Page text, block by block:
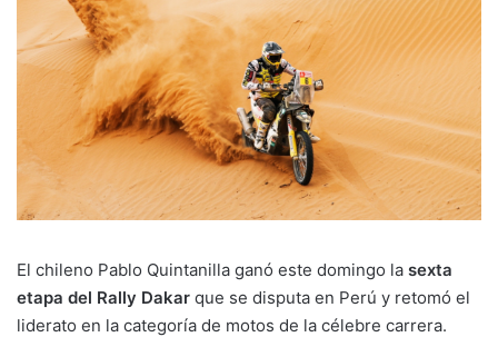
El chileno Pablo Quintanilla ganó este domingo la sexta
etapa del Rally Dakar que se disputa en Perú y retomó el
liderato en la categoría de motos de la célebre carrera.